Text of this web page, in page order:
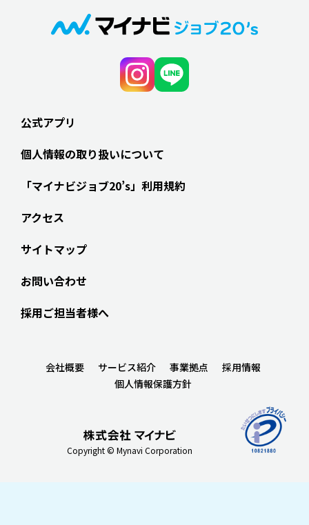
公式アプリ
個人情報の取り扱いについて
「マイナビジョブ20’s」利用規約
アクセス
サイトマップ
お問い合わせ
採用ご担当者様へ
Copyright © Mynavi Corporation
会社概要 サービス紹介 事業拠点
採用情報
個人情報保護方針